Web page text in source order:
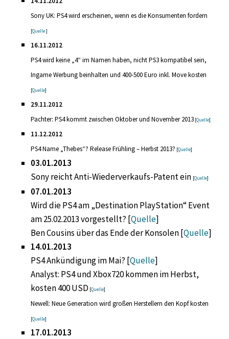
Sony UK: PS4 wird erscheinen, wenn es die Konsumenten fordern
[Quelle]
16.11.2012
PS4 wird keine „4“ im Namen haben, nicht PS3 kompatibel sein,
Ingame Werbung beinhalten und 400-500 Euro inkl. Move kosten
[Quelle]
29.11.2012
Pachter: PS4 kommt zwischen Oktober und November 2013 [Quelle]
11.12.2012
PS4 Name „Thebes“? Release Frühling – Herbst 2013? [Quelle]
03.01.2013
Sony reicht Anti-Wiederverkaufs-Patent ein [Quelle]
07.01.2013
Wird die PS4 am „Destination PlayStation“ Event
am 25.02.2013 vorgestellt? [Quelle]
Ben Cousins über das Ende der Konsolen [Quelle]
14.01.2013
PS4 Ankündigung im Mai? [Quelle]
Analyst: PS4 und Xbox720 kommen im Herbst,
kosten 400 USD [Quelle]
Newell: Neue Generation wird großen Herstellern den Kopf kosten
[Quelle]
17.01.2013